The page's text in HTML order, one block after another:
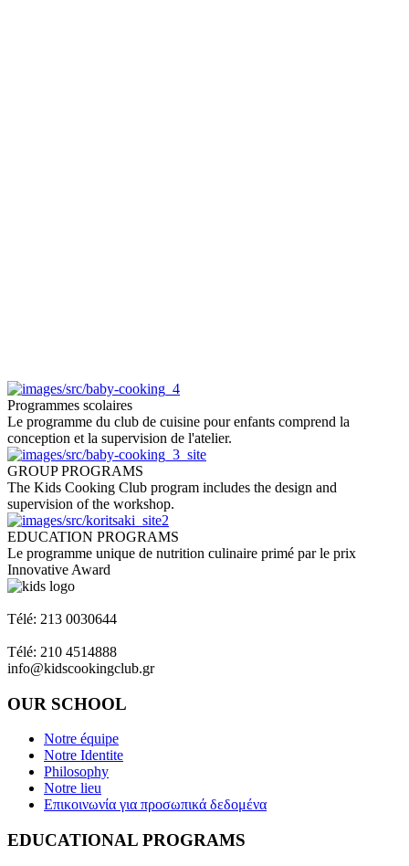
Programmes scolaires
Le programme du club de cuisine pour enfants comprend la
conception et la supervision de l'atelier.
GROUP PROGRAMS
The Kids Cooking Club program includes the design and
supervision of the workshop.
EDUCATION PROGRAMS
Le programme unique de nutrition culinaire primé par le prix
Innovative Award
Télé: 213 0030644
Télé: 210 4514888
info@kidscookingclub.gr
OUR SCHOOL
Notre équipe
Notre Identite
Philosophy
Notre lieu
Επικοινωνία για προσωπικά δεδομένα
EDUCATIONAL PROGRAMS